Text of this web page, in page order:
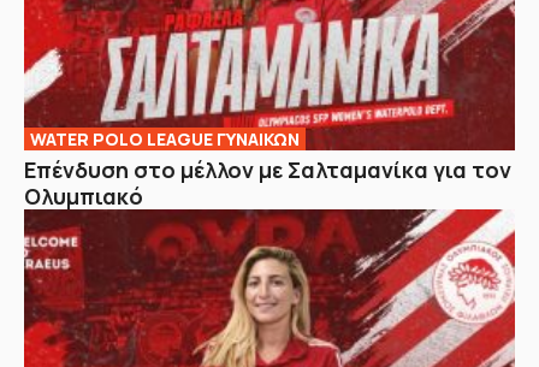
WATER POLO LEAGUE ΓΥΝΑΙΚΩΝ
Επένδυση στο μέλλον με Σαλταμανίκα για τον
Ολυμπιακό